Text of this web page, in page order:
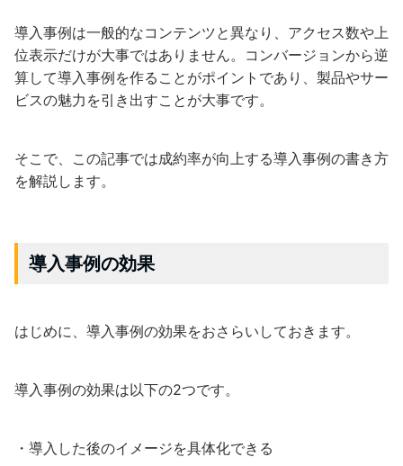
導入事例は一般的なコンテンツと異なり、アクセス数や上
位表示だけが大事ではありません。コンバージョンから逆
算して導入事例を作ることがポイントであり、製品やサー
ビスの魅力を引き出すことが大事です。
そこで、この記事では成約率が向上する導入事例の書き方
を解説します。
導入事例の効果
はじめに、導入事例の効果をおさらいしておきます。
導入事例の効果は以下の2つです。
・導入した後のイメージを具体化できる